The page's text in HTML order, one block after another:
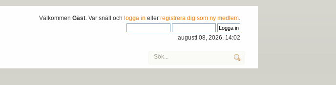
VälkommenGäst . Var snäll ochlogga in ellerregistrera dig som ny medlem
augusti 08, 2026, 14:02